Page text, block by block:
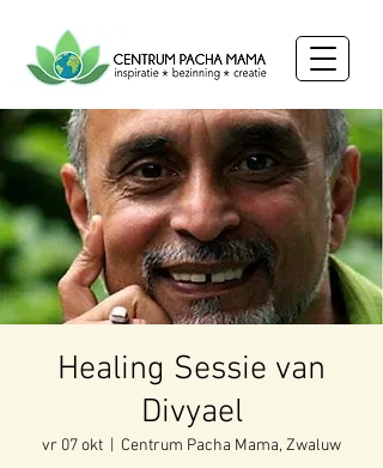
Healing Sessie van
Divyael
vr 07 okt Centrum Pacha Mama, Zwaluw